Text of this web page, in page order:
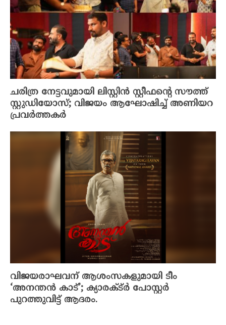
ചരിത്ര നേട്ടവുമായി ലിസ്റ്റിൻ സ്റ്റീഫന്റെ സൗത്ത്
സ്റ്റുഡിയോസ്; വിജയം ആഘോഷിച്ച് അണിയറ
പ്രവർത്തകർ
വിജയരാഘവന് ആശംസകളുമായി ടീം
‘അനന്തൻ കാട്’; ക്യാരക്ട്ർ പോസ്റ്റർ
പുറത്തുവിട്ട് ആദരം.